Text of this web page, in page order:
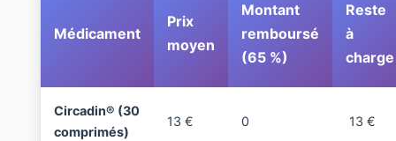
Médicament
Prix
moyen
Montant
remboursé
(65 %)
Reste
à
charge
Circadin® (30
comprimés)
13 € 0 13 €